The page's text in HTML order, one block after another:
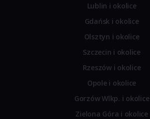
Lublin i okolice
Gdańsk i okolice
Olsztyn i okolice
Szczecin i okolice
Rzeszów i okolice
Opole i okolice
Gorzów Wlkp. i okolice
Zielona Góra i okolice